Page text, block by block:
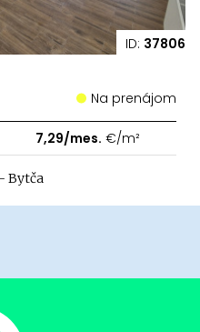
ID: 37806
Na prenájom
7,29/mes. €/m²
Bytča